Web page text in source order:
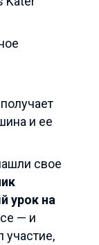
и ее
свое
урок на
— и
участие,